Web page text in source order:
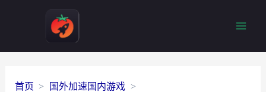
首页
国外加速国内游戏